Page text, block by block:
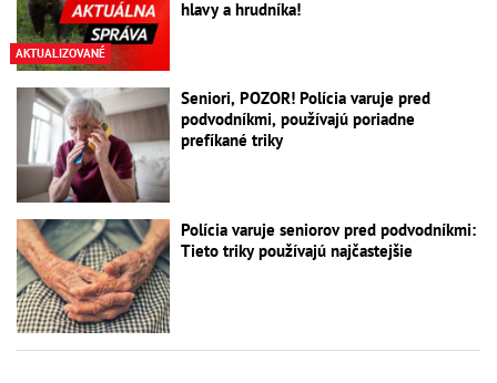
AKTUALIZOVANÉ
hlavy a hrudníka!
Seniori, POZOR! Polícia varuje pred
podvodníkmi, používajú poriadne
prefíkané triky
Polícia varuje seniorov pred podvodníkmi:
Tieto triky používajú najčastejšie